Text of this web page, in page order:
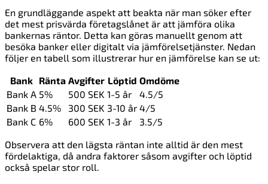
En grundläggande aspekt att beakta när man söker efter
det mest prisvärda företagslånet är att jämföra olika
bankernas räntor. Detta kan göras manuellt genom att
besöka banker eller digitalt via jämförelsetjänster. Nedan
följer en tabell som illustrerar hur en jämförelse kan se ut:
Bank Ränta Avgifter Löptid Omdöme
Bank A 5% 500 SEK 1-5 år
4.5/5
Bank B 4.5% 300 SEK 3-10 år 4/5
Bank C 6% 600 SEK 1-3 år
3.5/5
Observera att den lägsta räntan inte alltid är den mest
fördelaktiga, då andra faktorer såsom avgifter och löptid
också spelar stor roll.